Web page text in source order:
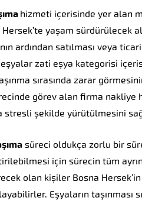
hizmeti içerisinde yer alan
yaşam sürdürülecek
ardından satılması veya
zati eşya kategorisi
sırasında zarar
görev alan firma nakliye
stresli şekilde yürütülmesini
süreci oldukça zorlu bir
için sürecin tüm
olan kişiler Bosna
Eşyaların taşınması